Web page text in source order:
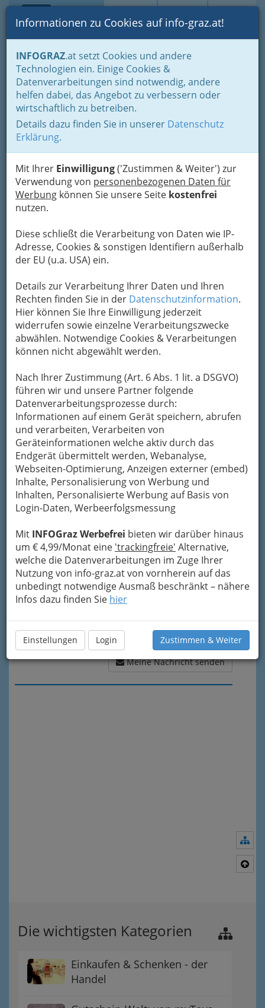
Suche Login Toggle
Informationen zu Cookies auf info-graz.at!
INFOGRAZ.at setzt Cookies und andere
Technologien ein. Einige Cookies &
Datenverarbeitungen sind notwendig, andere
helfen dabei, das Angebot zu verbessern oder
wirtschaftlich zu betreiben.
Details dazu finden Sie in unserer Datenschutz
Erklärung.
Mit Ihrer Einwilligung('Zustimmen & Weiter') zur
Verwendung von personenbezogenen Daten für
Werbung können Sie unsere Seite kostenfrei
nutzen.
Diese schließt die Verarbeitung von Daten wie IP-
Adresse, Cookies & sonstigen Identifiern außerhalb
der EU (u.a. USA) ein.
Details zur Verarbeitung Ihrer Daten und Ihren
Rechten finden Sie in der Datenschutzinformation.
Hier können Sie Ihre Einwilligung jederzeit
widerrufen sowie einzelne Verarbeitungszwecke
abwählen. Notwendige Cookies & Verarbeitungen
können nicht abgewählt werden.
Nach Ihrer Zustimmung (Art. 6 Abs. 1 lit. a DSGVO)
führen wir und unsere Partner folgende
Datenverarbeitungsprozesse durch:
Informationen auf einem Gerät speichern, abrufen
und verarbeiten, Verarbeiten von
Geräteinformationen welche aktiv durch das
Endgerät übermittelt werden, Webanalyse,
Webseiten-Optimierung, Anzeigen externer (embed)
Inhalte, Personalisierung von Werbung und
Inhalten, Personalisierte Werbung auf Basis von
Login-Daten, Werbeerfolgsmessung
Mit INFOGraz Werbefrei bieten wir darüber hinaus
um € 4,99/Monat eine 'trackingfreie' Alternative,
welche die Datenverarbeitungen im Zuge Ihrer
Nutzung von info-graz.at von vornherein auf das
unbedingt notwendige Ausmaß beschränkt – nähere
Infos dazu finden Sie hier
Einstellungen Login Zustimmen & Weiter
Home Branchen
Event Partner Austria
Kulturservice KG
Kwizdastrasse 11, 2100 Korneuburg
+43 316 821 380-12
Karte
Kontaktaufnahme
Um die Info-Graz Firmenvor Spam-Mails zu
bewahren, verwenden wir an dieser Stelle zur
Übermittlung Ihrer Nachricht ein sicheres
Formular. Ihre Nachricht wird nach dem
Absenden umgehend per Mail an das
Unternehmen Event Partner Austria
Mein Name
Meine Email Adresse
Mein Betreff
Meine Nachricht senden
Die wichtigsten Kategorien
Einkaufen & Schenken - der
Handel